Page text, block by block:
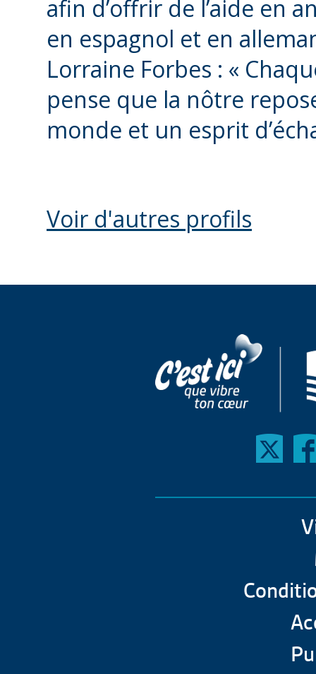
afin d’offrir de l’aide en
en espagnol et en
Lorraine Forbes : «
pense que la nôtre
monde et un esprit
Voir d'autres profils